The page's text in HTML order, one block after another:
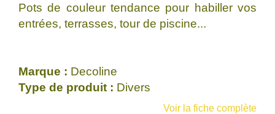
Pots de couleur tendance pour habiller vos
entrées, terrasses, tour de piscine...
Marque : Decoline
Type de produit : Divers
Voir la fiche complète